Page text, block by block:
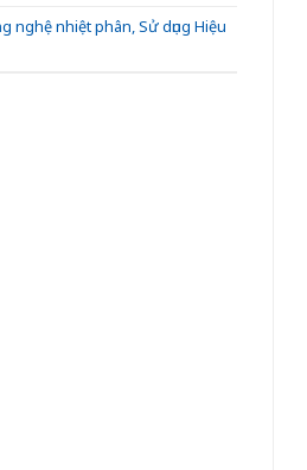
nghệ nhiệt phân,Sử dụng Hiệu